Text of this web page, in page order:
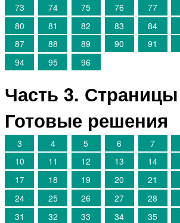
73
74 75 76 77
80
81 82 83 84
87
88 89 90 91
94
95 96
Часть 3.
Готовые решения
3 4 5 6 7
10
11 12 13 14
17
18 19 20 21
24
25 26 27 28
31
32 33 34 35